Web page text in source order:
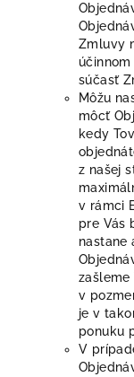
Zmluvy
súčasť
Môžu
môcť
kedy
z našej
v rámci
pre Vás
nastane
zašleme
v
je v
ponuku
V